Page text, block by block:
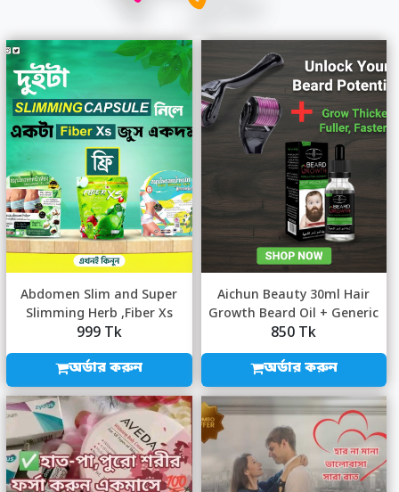
Abdomen Slim and Super
Slimming Herb ,Fiber Xs
Juice Free
999 Tk
অর্ডার করুন
Aichun Beauty 30ml Hair
Growth Beard Oil + Generic
Derma Rol...
850 Tk
অর্ডার করুন